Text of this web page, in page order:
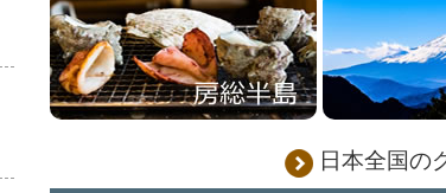
房総半島
日本全国の